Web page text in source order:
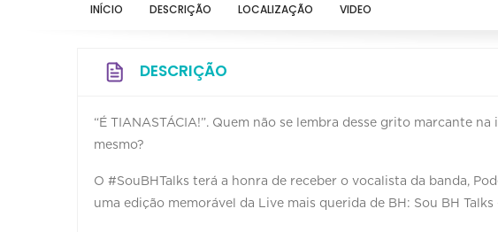
INÍCIO DESCRIÇÃO LOCALIZAÇÃO VIDEO
DESCRIÇÃO
“É TIANASTÁCIA!”. Quem não se lembra desse grito marcante
mesmo?
O #SouBHTalks terá a honra de receber o vocalista da banda,
uma edição memorável da Live mais querida de BH: Sou BH Talks